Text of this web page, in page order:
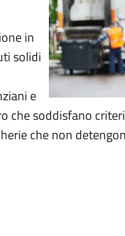
in
solidi
e
che soddisfano criteri
che non